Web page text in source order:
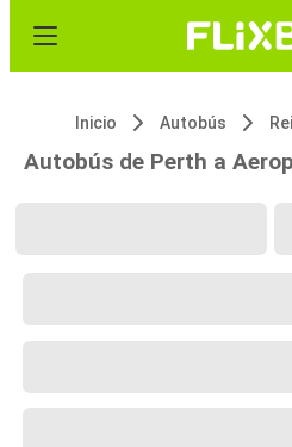
Inicio Autobús
Autobús de Perth a